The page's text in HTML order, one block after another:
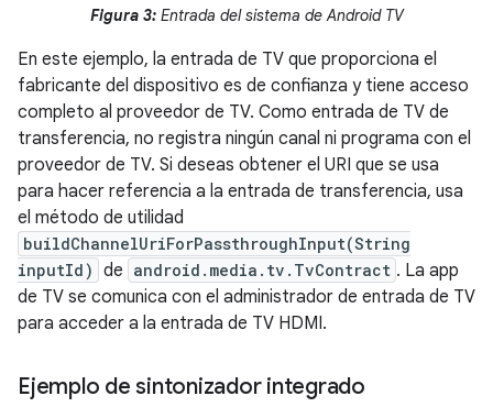
Figura 3:Entrada del sistema de Android TV
En este ejemplo, la entrada de TV que proporciona el
fabricante del dispositivo es de confianza y tiene acceso
completo al proveedor de TV. Como entrada de TV de
transferencia, no registra ningún canal ni programa con el
proveedor de TV. Si deseas obtener el URI que se usa
para hacer referencia a la entrada de transferencia, usa
el método de utilidad
buildChannelUriForPassthroughInput(String
inputId) de android.media.tv.TvContract . La app
de TV se comunica con el administrador de entrada de TV
para acceder a la entrada de TV HDMI.
Ejemplo de sintonizador integrado